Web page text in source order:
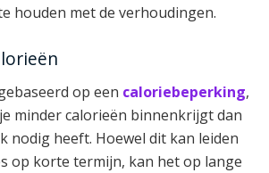
houden met de verhoudingen.
op een caloriebeperking,
minder calorieën binnenkrijgt dan
nodig heeft. Hoewel dit kan leiden
op korte termijn, kan het op lange